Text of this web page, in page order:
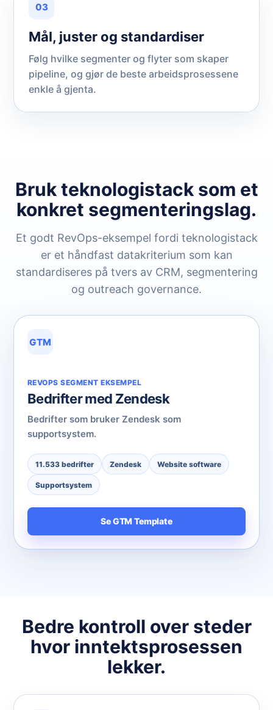
03
Mål, juster og standardiser
Følg hvilke segmenter og flyter som skaper
pipeline, og gjør de beste arbeidsprosessene
enkle å gjenta.
Bruk teknologistack som et
konkret segmenteringslag.
Et godt RevOps-eksempel fordi teknologistack
er et håndfast datakriterium som kan
standardiseres på tvers av CRM, segmentering
og outreach governance.
GTM
REVOPS SEGMENT EKSEMPEL
Bedrifter med Zendesk
Bedrifter som bruker Zendesk som
supportsystem.
11.533 bedrifter Zendesk Website software
Supportsystem
Se GTM Template
Bedre kontroll over steder
hvor inntektsprosessen
lekker.